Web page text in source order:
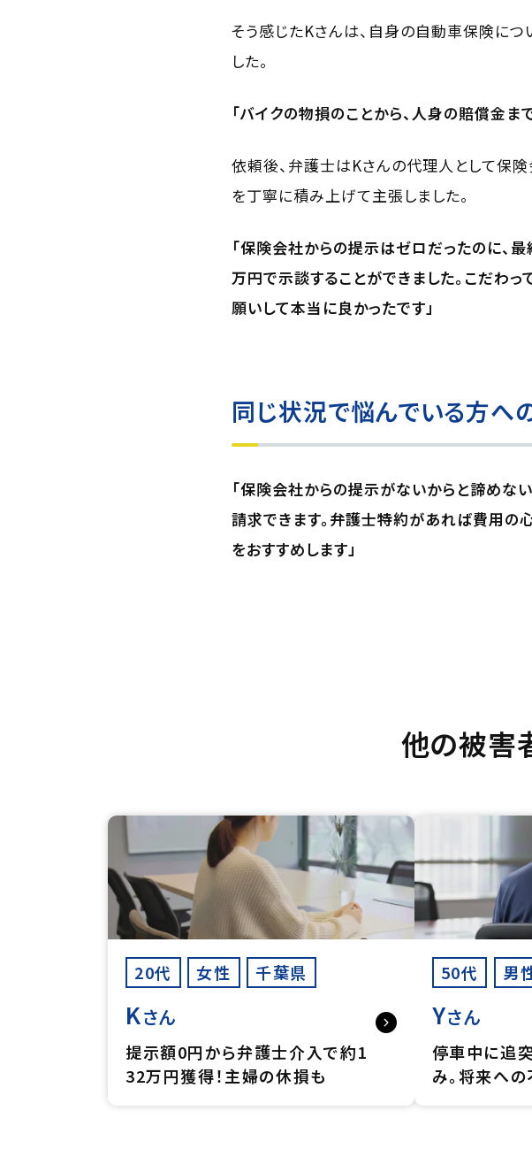
そう感じたKさんは、自身の自動車保険に
した。
「バイクの物損のことから、人身の賠償金ま
依頼後、弁護士はKさんの代理人として保
を丁寧に積み上げて主張しました。
「保険会社からの提示はゼロだったのに、
万円で示談することができました。こだわ
願いして本当に良かったです」
同じ状況で悩んでいる方へ
「保険会社からの提示がないからと諦めな
請求できます。弁護士特約があれば費用の
をおすすめします」
他の被害
20代 女性 千葉県
Kさん
提示額0円から弁護士介入で約1
32万円獲得！主婦の休損も
50代 男
Yさん
停車中に追
み。将来へ